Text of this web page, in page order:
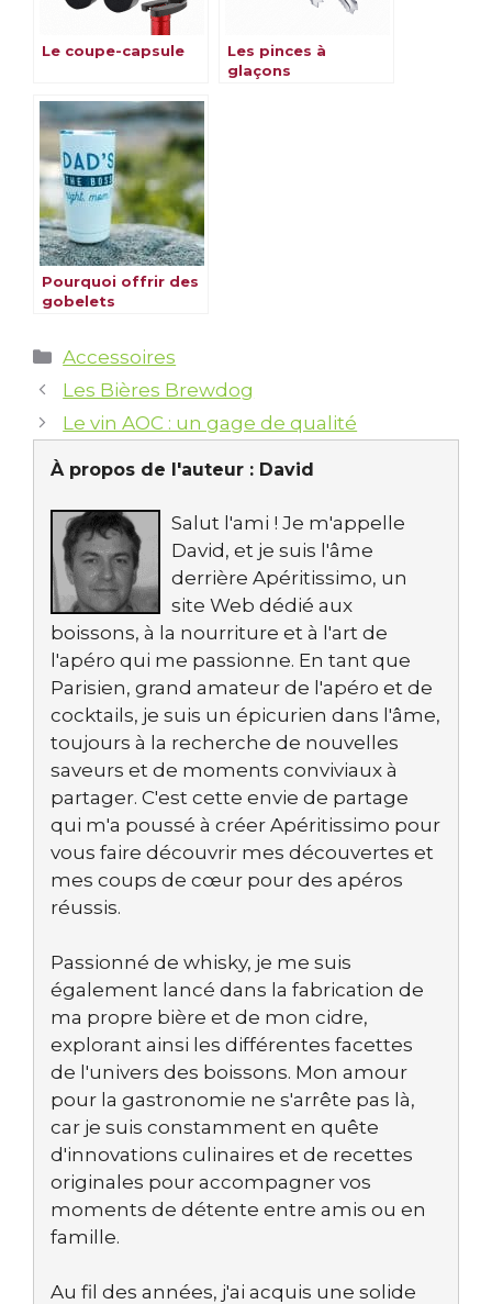
Le coupe-capsule
Les pinces à
glaçons
Pourquoi offrir des
gobelets
bonne idée ?
Catégories
Accessoires
Les Bières Brewdog
Le vin AOC : un gage de qualité
À propos de l'auteur : David
Salut l'ami ! Je m'appelle
David, et je suis l'âme
derrière Apéritissimo, un
site Web dédié aux
boissons, à la nourriture et à l'art de
l'apéro qui me passionne. En tant que
Parisien, grand amateur de l'apéro et de
cocktails, je suis un épicurien dans l'âme,
toujours à la recherche de nouvelles
saveurs et de moments conviviaux à
partager. C'est cette envie de partage
qui m'a poussé à créer Apéritissimo pour
vous faire découvrir mes découvertes et
mes coups de cœur pour des apéros
réussis.
Passionné de whisky, je me suis
également lancé dans la fabrication de
ma propre bière et de mon cidre,
explorant ainsi les différentes facettes
de l'univers des boissons. Mon amour
pour la gastronomie ne s'arrête pas là,
car je suis constamment en quête
d'innovations culinaires et de recettes
originales pour accompagner vos
moments de détente entre amis ou en
famille.
Au fil des années, j'ai acquis une solide